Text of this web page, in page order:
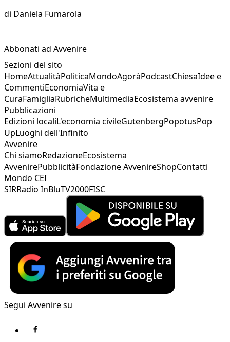
di Daniela Fumarola
Abbonati ad Avvenire
Sezioni del sito
HomeAttualitàPoliticaMondoAgoràPodcastChiesaIdee e
CommentiEconomiaVita e
CuraFamigliaRubricheMultimediaEcosistema avvenire
Pubblicazioni
Edizioni localiL'economia civileGutenbergPopotusPop
UpLuoghi dell'Infinito
Avvenire
Chi siamoRedazioneEcosistema
AvvenirePubblicitàFondazione AvvenireShopContatti
Mondo CEI
SIRRadio InBluTV2000FISC
Segui Avvenire su